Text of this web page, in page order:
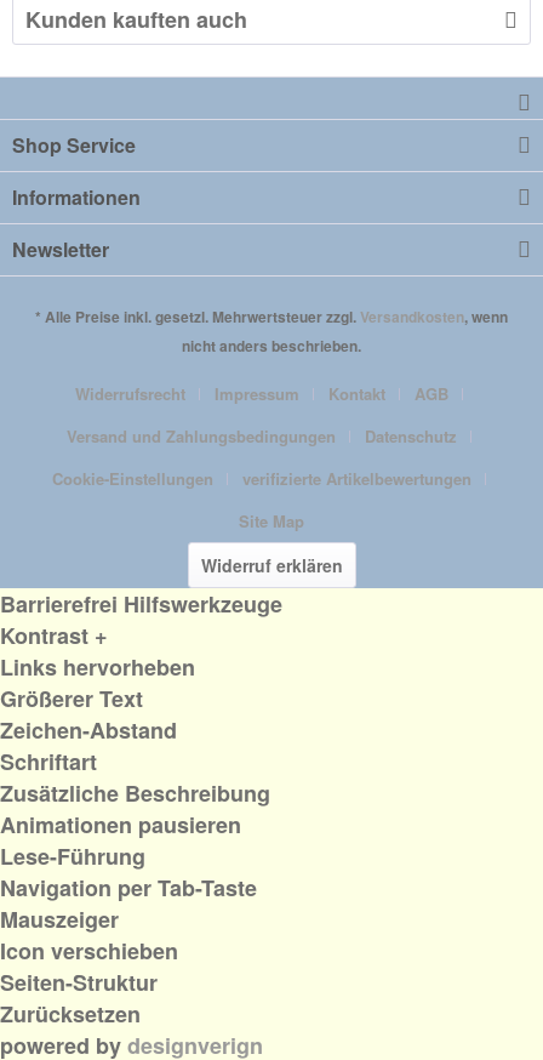
Kunden kauften auch
Shop Service
Informationen
Newsletter
* Alle Preise inkl. gesetzl. Mehrwertsteuer zzgl.Versandkosten, wenn
nicht anders beschrieben.
Widerrufsrecht Impressum Kontakt
AGB
Versand und Zahlungsbedingungen
Datenschutz
Cookie-Einstellungen
verifizierte Artikelbewertungen
Site Map
Widerruf erklären
Barrierefrei Hilfswerkzeuge
Kontrast +
Links hervorheben
Größerer Text
Zeichen-Abstand
Schriftart
Zusätzliche Beschreibung
Animationen pausieren
Lese-Führung
Navigation per Tab-Taste
Mauszeiger
Icon verschieben
Seiten-Struktur
Zurücksetzen
powered bydesignverign